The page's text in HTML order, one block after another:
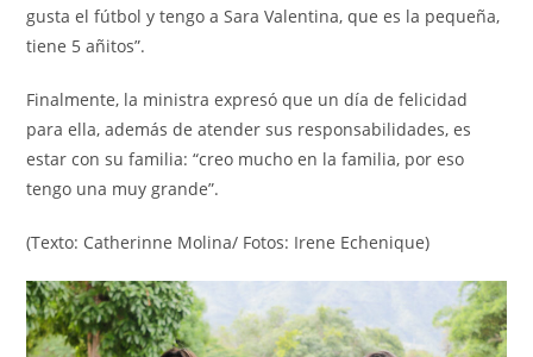
gusta el fútbol y tengo a Sara Valentina, que es la pequeña,
tiene 5 añitos”.
Finalmente, la ministra expresó que un día de felicidad
para ella, además de atender sus responsabilidades, es
estar con su familia: “creo mucho en la familia, por eso
tengo una muy grande”.
(Texto: Catherinne Molina/ Fotos: Irene Echenique)